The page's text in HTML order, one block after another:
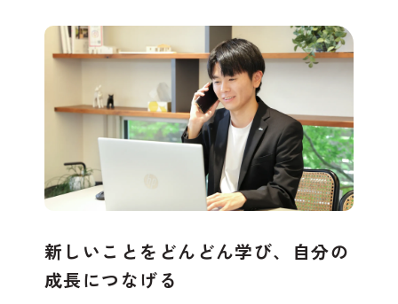
新しいことをどんどん学び、自分の
成長につなげる